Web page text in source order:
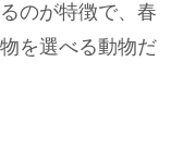
のが特徴で、春
を選べる動物だ